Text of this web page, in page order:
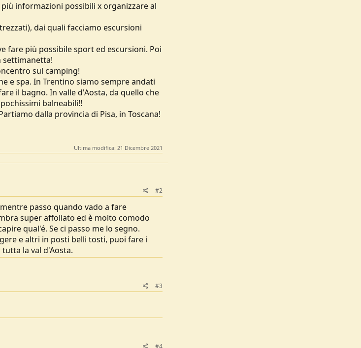
informazioni possibili x organizzare al
dai quali facciamo escursioni
fare più possibile sport ed escursioni. Poi
settimanetta!
sul camping!
e spa. In Trentino siamo sempre andati
il bagno. In valle d'Aosta, da quello che
balneabili!!
dalla provincia di Pisa, in Toscana!
Ultima modifica: 21 Dicembre 2021
#2
passo quando vado a fare
super affollato ed è molto comodo
qual'é. Se ci passo me lo segno.
e altri in posti belli tosti, puoi fare i
la val d'Aosta.
#3
#4